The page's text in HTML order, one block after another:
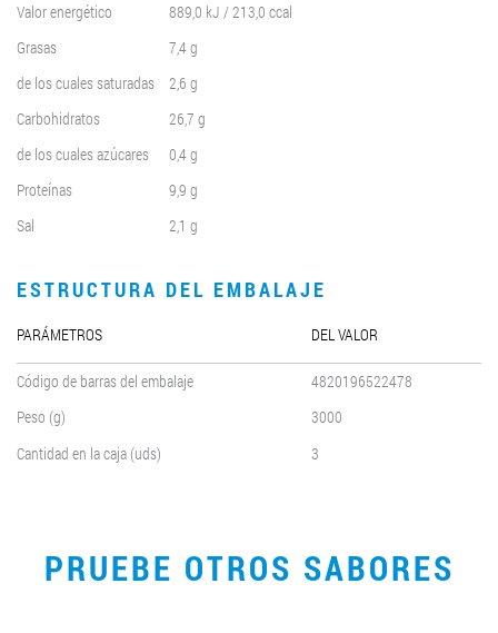
Valor energético
889,0 kJ / 213,0 ccal
Grasas
7,4 g
de los cuales saturadas
2,6 g
Carbohidratos
26,7 g
de los cuales azúcares
0,4 g
Proteínas
9,9 g
Sal
2,1 g
ESTRUCTURA DEL EMBALAJE
PARÁMETROS DEL VALOR
Código de barras del embalaje
4820196522478
Peso (g)
3000
Cantidad en la caja (uds)
3
PRUEBE OTROS SABORES